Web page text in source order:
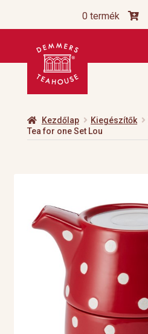
0 termék
Ugrás
navigációhoz
Kilépés
tartalomba
Kezdőlap Kiegészítők
Tea for one Set Lou